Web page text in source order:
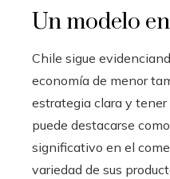
Un modelo
Chile sigue
economía de menor
estrategia clara y
puede destacarse
significativo en el
variedad de sus